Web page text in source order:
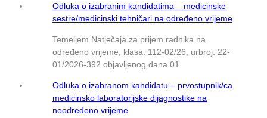
Odluka o izabranim kandidatima – medicinske
sestre/medicinski tehničari na određeno vrijeme
Temeljem Natječaja za prijem radnika na
određeno vrijeme, klasa: 112-02/26, urbroj: 22-
01/2026-392 objavljenog dana 01.
Odluka o izabranom kandidatu – prvostupnik/ca
medicinsko laboratorijske dijagnostike na
neodređeno vrijeme